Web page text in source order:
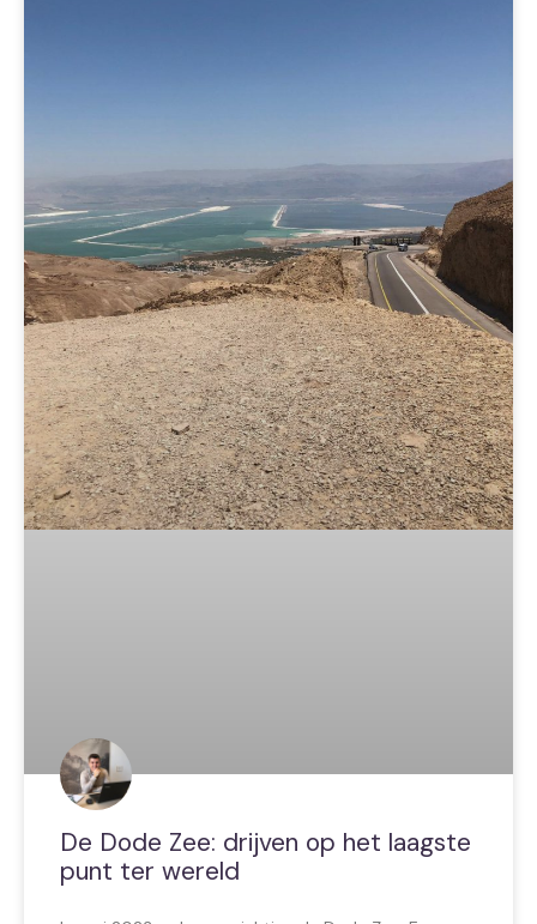
De Dode Zee: drijven op het laagste
punt ter wereld